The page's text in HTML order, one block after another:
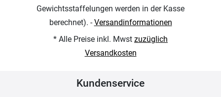
Gewichtsstaffelungen werden in der Kasse
berechnet). -Versandinformationen
* Alle Preise inkl. Mwst zuzüglich
Versandkosten
Kundenservice